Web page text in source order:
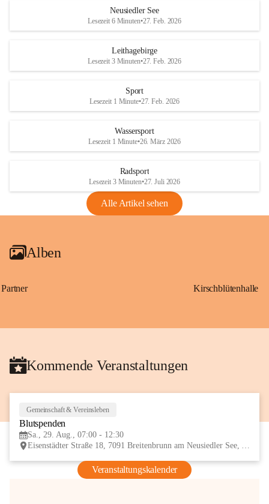
S
und den daraus folgenden wirtschaftlichen
Maßnahmen zur Bekämpfung
Rebe und der Amerikanischen
Anhang VBl. EU Nr. 18
1 Seite•1,4 MB
VBl. EU Nr. 18_2026
r
S
Neusiedler See
Lesezeit 6 Minuten•27. Feb. 2026
Leithagebirge
Lesezeit 3 Minuten•27. Feb. 2026
Sport
Lesezeit 1 Minute•27. Feb. 2026
Wassersport
Lesezeit 1 Minute•26. März 2026
Radsport
Lesezeit 3 Minuten•27. Juli 2026
Alle Artikel sehen
Alben
Partner Kirschblütenhalle
Kommende Veranstaltungen
Gemeinschaft & Vereinsleben
Blutspenden
Sa., 29. Aug., 07:00 - 12:30
Eisenstädter Straße 18, 7091 Breitenbrunn am Neusiedler See, AUT
Veranstaltungskalender